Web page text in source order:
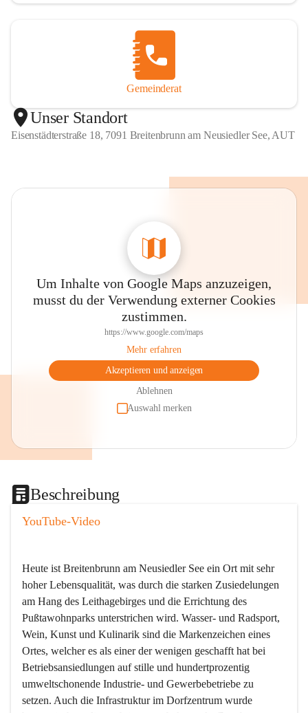
Gemeinderat
Unser Standort
Eisenstädterstraße 18, 7091 Breitenbrunn am Neusiedler See, AUT
Um Inhalte von Google Maps anzuzeigen,
musst du der Verwendung externer Cookies
zustimmen.
https://www.google.com/maps
Mehr erfahren
Akzeptieren und anzeigen
Ablehnen
Auswahl merken
Beschreibung
YouTube-Video
Heute ist Breitenbrunn am Neusiedler See ein Ort mit sehr
hoher Lebensqualität, was durch die starken Zusiedelungen
am Hang des Leithagebirges und die Errichtung des
Pußtawohnparks unterstrichen wird. Wasser- und Radsport,
Wein, Kunst und Kulinarik sind die Markenzeichen eines
Ortes, welcher es als einer der wenigen geschafft hat bei
Betriebsansiedlungen auf stille und hundertprozentig
umweltschonende Industrie- und Gewerbebetriebe zu
setzen. Auch die Infrastruktur im Dorfzentrum wurde